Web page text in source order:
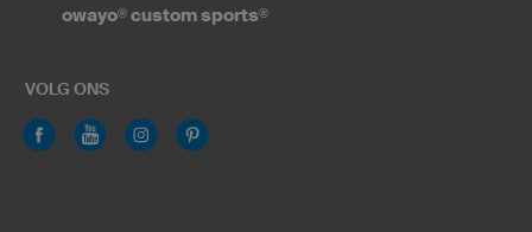
owayo® custom sports®
VOLG ONS